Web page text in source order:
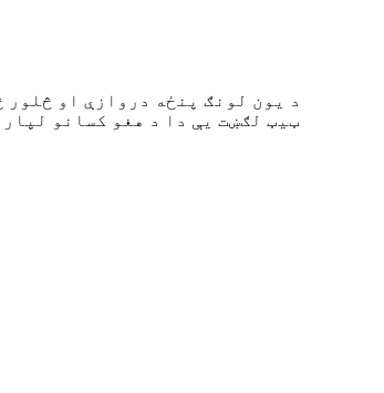
د یون لونګ پنځه دروازې او
ټیټ لګښت یې دا د هغو کسانو